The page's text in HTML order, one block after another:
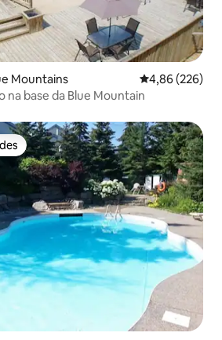
Mountains 4,86 de uma
4,86 (226)
base da Blue Mountain